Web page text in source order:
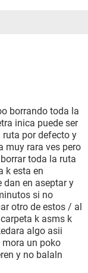
borrando toda la
inica puede ser
ruta por defecto y
muy rara ves pero
toda la ruta
k esta en
en aseptar y
si no
otro de estos / al
k asms k
algo asii
mora un poko
y no balaln